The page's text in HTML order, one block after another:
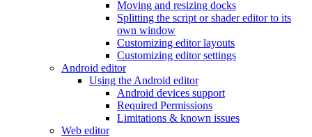
Moving and resizing docks
Splitting the script or shader editor to its
own window
Customizing editor layouts
Customizing editor settings
Android editor
Using the Android editor
Android devices support
Required Permissions
Limitations & known issues
Web editor